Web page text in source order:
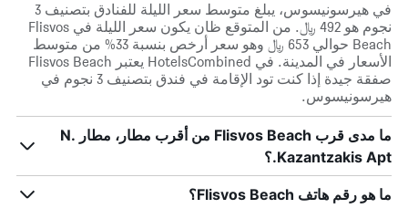
في هيرسونيسوس، يبلغ متوسط ​​سعر الليلة للفنادق بتصنيف 3
نجوم هو 492 ﷼. من المتوقع ظان يكون سعر الليلة في Flisvos
Beach حوالي 653 ﷼ وهو سعر أرخص بنسبة 33% من متوسط
الأسعار في المدينة. في HotelsCombined يعتبر Flisvos Beach
صفقة جيدة إذا كنت تود الإقامة في فندق بتصنيف 3 نجوم في
هيرسونيسوس.
ما مدى قرب Flisvos Beach من أقرب مطار، مطار N.
Kazantzakis Apt.؟
ما هو رقم هاتف Flisvos Beach؟